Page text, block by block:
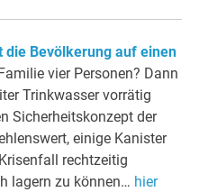
die Bevölkerung auf einen
vier Personen? Dann
Trinkwasser vorrätig
Sicherheitskonzept der
einige Kanister
rechtzeitig
lagern zu können… hier